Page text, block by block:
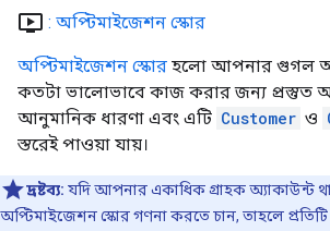
ondemand_video : অপ্টিমাইজেশন স্কোর
অপ্টিমাইজেশন স্কোর হলো আপনার গুগল
কতটা ভালোভাবে কাজ করার জন্য প্রস্তুত
আনুমানিক ধারণা এবং এটি Customer ও
স্তরেই পাওয়া যায়।
দ্রষ্টব্য: যদি আপনার একাধিক গ্রাহক অ্যাকাউন্ট
অপ্টিমাইজেশন স্কোর গণনা করতে চান, তাহলে